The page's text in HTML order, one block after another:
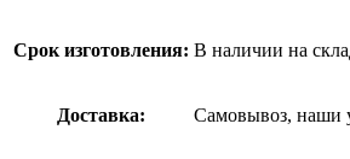
Срок изготовления: В наличии на
Доставка: Самовывоз, наши